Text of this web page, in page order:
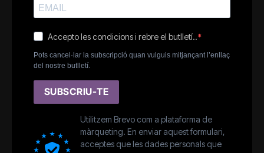
Accepto les condicions i rebre el butlletí..
Pots cancel·lar la subscripció quan vulguis mitjançant l’enllaç
del nostre butlletí.
SUBSCRIU-TE
Utilitzem Brevo com a plataforma de
màrqueting. En enviar aquest formulari,
acceptes que les dades personals que